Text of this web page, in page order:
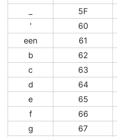
5F
'
60
een
61
b
62
c
63
d
64
e
65
f
66
g
67